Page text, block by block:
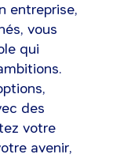
entreprise,
vous
qui
des
votre
avenir,